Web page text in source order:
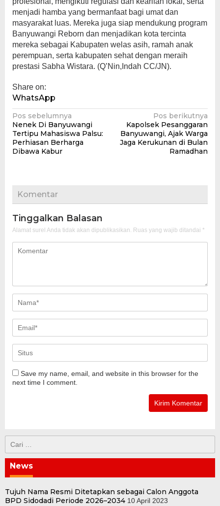
menjadi hamba yang bermanfaat bagi umat dan
masyarakat luas. Mereka juga siap mendukung program
Banyuwangi Reborn dan menjadikan kota tercinta
mereka sebagai Kabupaten welas asih, ramah anak
perempuan, serta kabupaten sehat dengan meraih
prestasi Sabha Wistara. (Q’Nin,Indah CC/JN).
Share on:
WhatsApp
Navigasi
pos
Pos sebelumnya
Nenek Di Banyuwangi
Tertipu Mahasiswa Palsu:
Perhiasan Berharga
Dibawa Kabur
Pos berikutnya
Kapolsek Pesanggaran
Banyuwangi, Ajak Warga
Jaga Kerukunan di Bulan
Ramadhan
Komentar
Tinggalkan Balasan
Alamat surel Anda tidak akan dipublikasikan. Ruas yang wajib ditandai *
Save my name, email, and website in this browser for the
next time I comment.
Cari
untuk:
News
Tujuh Nama Resmi Ditetapkan sebagai Calon Anggota
BPD Sidodadi Periode 2026–2034 10 April 2023